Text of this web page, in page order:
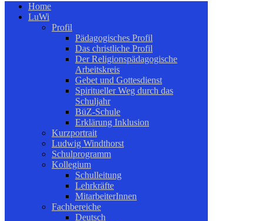
Home
LuWi
Profil
Pädagogisches Profil
Das christliche Profil
Der Religionspädagogische
Arbeitskreis
Gebet und Gottesdienst
Spiritueller Weg durch das
Schuljahr
BüZ-Schule
Erklärung Inklusion
Kurzportrait
Ludwig Windthorst
Schulprogramm
Kollegium
Schulleitung
Lehrkräfte
MitarbeiterInnen
Fachbereiche
Deutsch